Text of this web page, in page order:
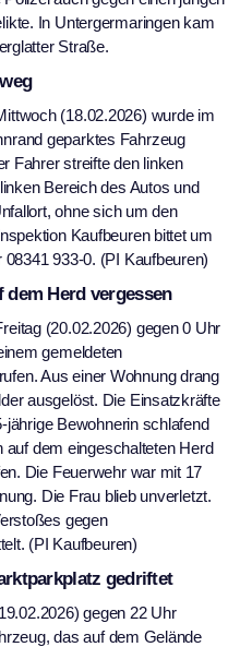
In Untergermaringen kam
Straße.
(18.02.2026) wurde im
geparktes Fahrzeug
Fahrer streifte den linken
Bereich des Autos und
ohne sich um den
Kaufbeuren bittet um
933-0. (PI Kaufbeuren)
dem Herd vergessen
(20.02.2026) gegen 0 Uhr
gemeldeten
Aus einer Wohnung drang
ausgelöst. Die Einsatzkräfte
jährige Bewohnerin schlafend
auf dem eingeschalteten Herd
Die Feuerwehr war mit 17
Die Frau blieb unverletzt.
gegen
(PI Kaufbeuren)
gedriftet
gegen 22 Uhr
das auf dem Gelände